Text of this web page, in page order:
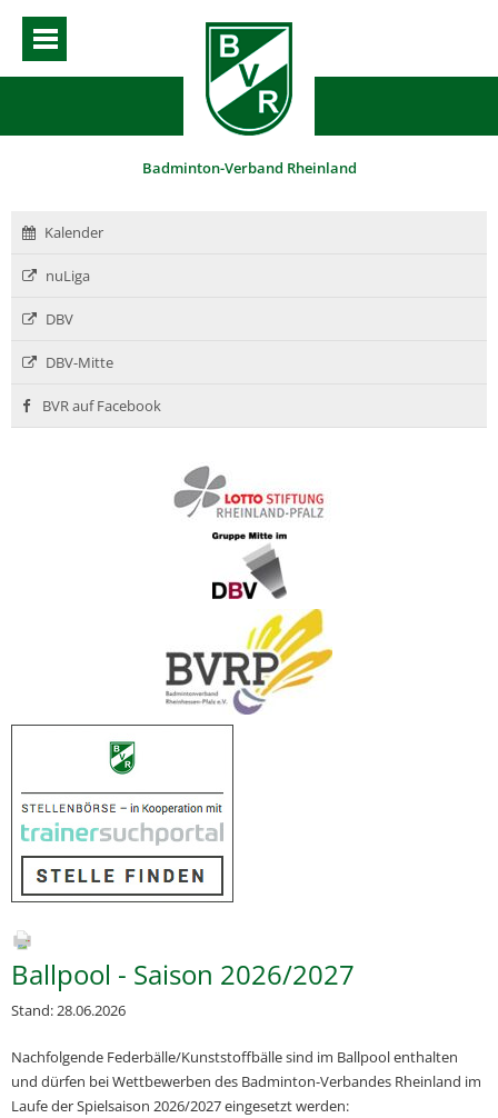
Badminton-Verband Rheinland
Kalender
nuLiga
DBV
DBV-Mitte
BVR auf Facebook
Ballpool - Saison 2026/2027
Stand: 28.06.2026
Nachfolgende Federbälle/Kunststoffbälle sind im Ballpool enthalten
und dürfen bei Wettbewerben des Badminton-Verbandes Rheinland im
Laufe der Spielsaison 2026/2027 eingesetzt werden: